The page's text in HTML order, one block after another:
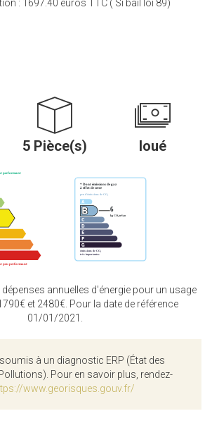
: 1697.40 euros TTC ( Si bail loi 89)
5 Pièce(s) loué
annuelles d'énergie pour un usage
et 2480€. Pour la date de référence
01/01/2021.
à un diagnostic ERP (État des
Pour en savoir plus, rendez-
www.georisques.gouv.fr/